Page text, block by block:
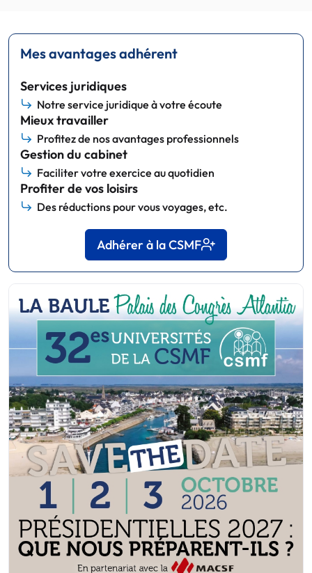
Mes avantages adhérent
Services juridiques
Notre service juridique à votre écoute
Mieux travailler
Profitez de nos avantages professionnels
Gestion du cabinet
Faciliter votre exercice au quotidien
Profiter de vos loisirs
Des réductions pour vous voyages, etc.
Adhérer à la CSMF